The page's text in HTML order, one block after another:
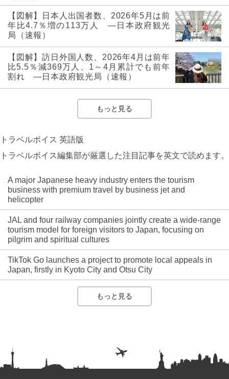
【図解】日本人出国者数、2026年5月は前
年比4.7％増の113万人 ―日本政府観光
局（速報）
【図解】訪日外国人数、2026年4月は前年
比5.5％減369万人、1～4月累計でも前年
割れ ―日本政府観光局（速報）
もっと見る
トラベルボイス 英語版
トラベルボイス編集部が厳選した注目記事を英文で読めます。
A major Japanese heavy industry enters the tourism
business with premium travel by business jet and
helicopter
JAL and four railway companies jointly create a wide-range
tourism model for foreign visitors to Japan, focusing on
pilgrim and spiritual cultures
TikTok Go launches a project to promote local appeals in
Japan, firstly in Kyoto City and Otsu City
もっと見る